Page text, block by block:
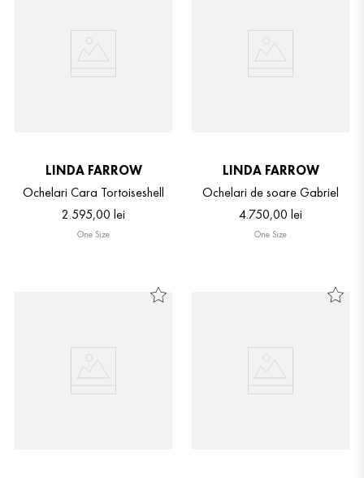
LINDA FARROW
Ochelari Cara Tortoiseshell
2.595,00 lei
One Size
LINDA FARROW
Ochelari de soare Gabriel
4.750,00 lei
One Size